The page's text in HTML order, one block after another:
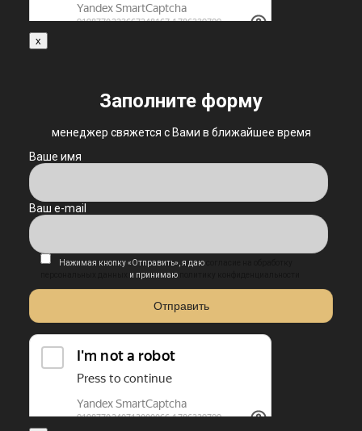
x
Заполните форму
менеджер свяжется с Вами в ближайшее время
Ваше имя
Ваш e-mail
Нажимая кнопку «Отправить», я даю
и принимаю